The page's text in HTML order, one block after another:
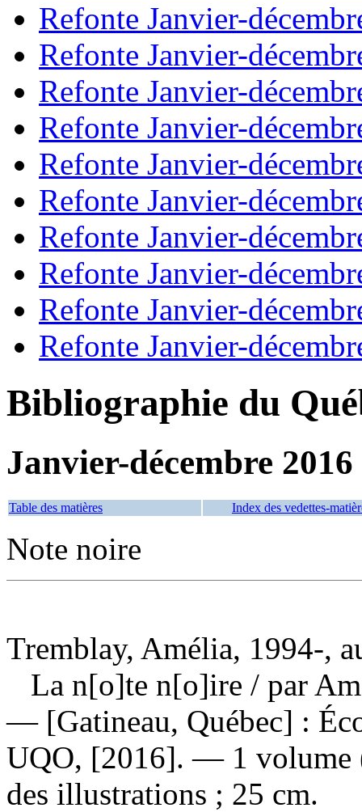
Refonte Janvier-
Refonte Janvier-
Refonte Janvier-
Refonte Janvier-
Refonte Janvier-
Refonte Janvier-
Refonte Janvier-
Refonte Janvier-
Refonte Janvier-
Refonte Janvier-
Bibliographie du
Janvier-décembre 2016
Table des matières Index des vedettes-
Note noire
Tremblay, Amélia, 1994-,
La n[o]te n[o]ire / par
— [Gatineau, Québec] :
UQO, [2016]. — 1 volume
des illustrations ; 25 cm.